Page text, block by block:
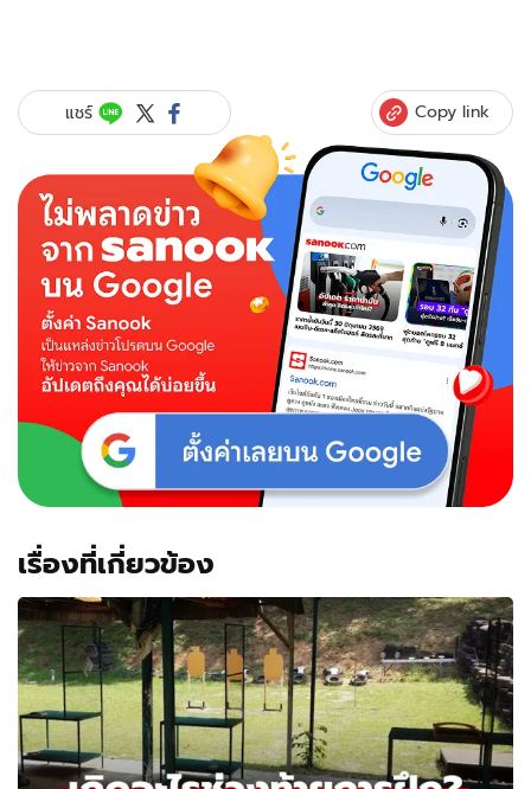
แชร์ Copy link
เรื่องที่เกี่ยวข้อง